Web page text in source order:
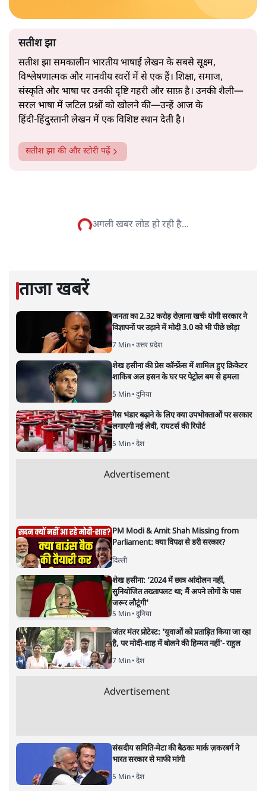
2019 के बही‑खाता वाले प्रतीकवाद से वे बहुत आगे आ चुकी हैं।
अब वे नार्थ ब्लॉक के हर गलियारे को जानने वाली वित्त मंत्री की
तरह बोलती हैं। लेकिन इस आत्मविश्वास के नीचे जो सामग्री है, वह
उतनी ही अनुमानित और दोहराव भरी।
सत्य हिन्दी ऐपडाउनलोडकरें
विश्लेषणात्मक और मानवीय स्वरों में से एक हैं। शिक्षा, समाज,
नतीजों पर परदे डालता घोषणा प्रधान
बजट!
यह बजट नीतिगत नतीजों से ज़्यादा घोषणाओं पर टिका क्यों दिखता
है? आंकड़ों, ज़मीनी हकीकत और वादों के बीच घोषणा-प्रधान बजट
की आलोचनात्मक पड़ताल।
केंद्रीय वित्तमंत्री निर्मला सीतारमण द्वारासंसद में प्रस्तुत साल
2026—27 का केंद्रीय बजट बीजेपी और प्रधानमंत्री नरेंद्र मोदी
द्वारा साल 2014 में जारी घोषणा पत्र की तरह वायदों का पुलिंदा
है। बजट में अधिकांश योजनाओं का साल—दो साल में तो
होना है। इसी तरह रोजगार संवर्धन के दावे वाली पर्यटन सुविधाओं
के विस्तार एवं उनके लिए टूरिस्ट गाइड आदि के प्रशिक्षण एवं पैरा
मेडिकल सेवाओं के लिए प्रशिक्षण सुविधाओं की स्थापना अथवा